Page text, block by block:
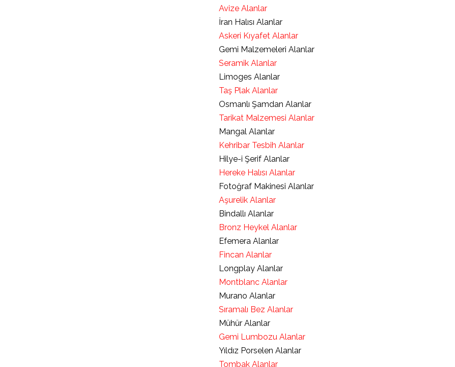
Avize Alanlar
İran Halısı Alanlar
Askeri Kıyafet Alanlar
Gemi Malzemeleri Alanlar
Seramik Alanlar
Limoges Alanlar
Taş Plak Alanlar
Osmanlı Şamdan Alanlar
Tarikat Malzemesi Alanlar
Mangal Alanlar
Kehribar Tesbih Alanlar
Hilye-i Şerif Alanlar
Hereke Halısı Alanlar
Fotoğraf Makinesi Alanlar
Aşurelik Alanlar
Bindallı Alanlar
Bronz Heykel Alanlar
Efemera Alanlar
Fincan Alanlar
Longplay Alanlar
Montblanc Alanlar
Murano Alanlar
Sıramalı Bez Alanlar
Mühür Alanlar
Gemi Lumbozu Alanlar
Yıldız Porselen Alanlar
Tombak Alanlar